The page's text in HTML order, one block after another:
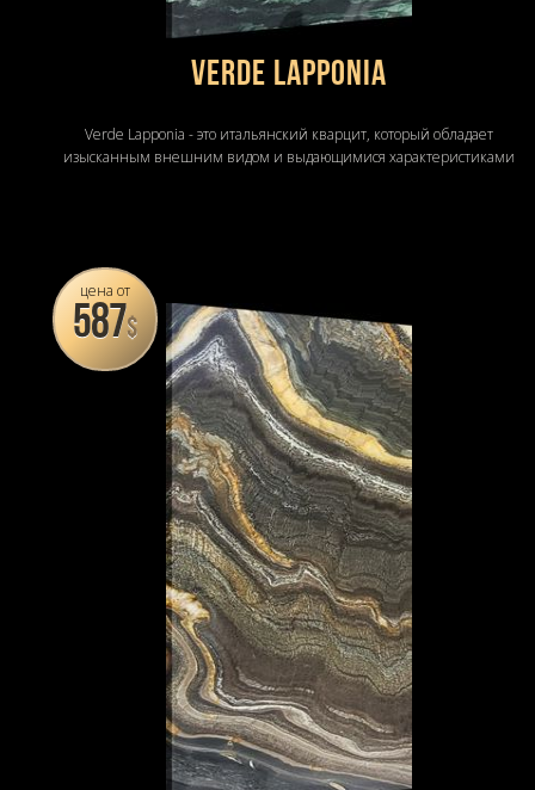
Verde Lapponia
Verde Lapponia - это итальянский кварцит, который обладает
изысканным внешним видом и выдающимися характеристиками
цена от
587$